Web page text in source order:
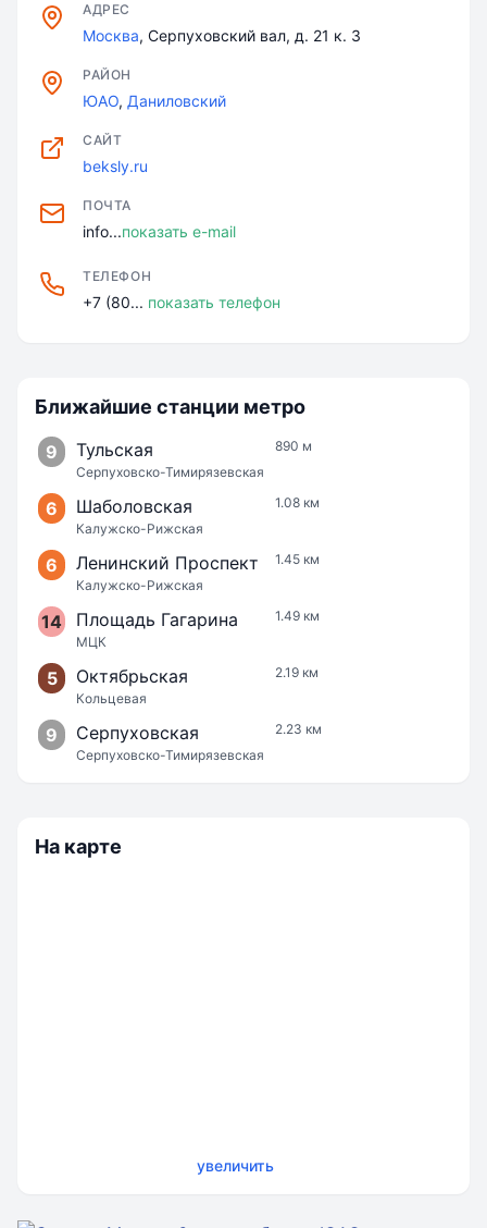
АДРЕС
Москва, Серпуховский вал, д. 21 к. 3
РАЙОН
ЮАО, Даниловский
САЙТ
beksly.ru
ПОЧТА
info...показать e-mail
ТЕЛЕФОН
+7 (80... показать телефон
Ближайшие станции метро
9 Тульская
Серпуховско-Тимирязевская
890 м
6 Шаболовская
Калужско-Рижская
1.08 км
6 Ленинский Проспект
Калужско-Рижская
1.45 км
14 Площадь Гагарина
МЦК
1.49 км
5 Октябрьская
Кольцевая
2.19 км
9 Серпуховская
Серпуховско-Тимирязевская
2.23 км
На карте
увеличить